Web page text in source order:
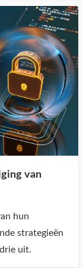
van
hun
strategieën
uit.